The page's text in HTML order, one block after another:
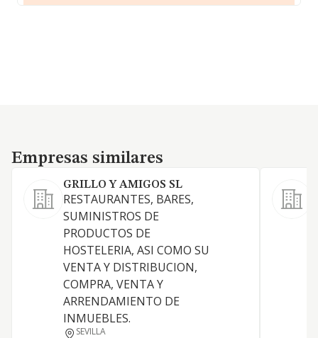
Empresas similares
Empresas similares
GRILLO Y AMIGOS SL
RESTAURANTES, BARES,
SUMINISTROS DE
PRODUCTOS DE
HOSTELERIA, ASI COMO SU
VENTA Y DISTRIBUCION,
COMPRA, VENTA Y
ARRENDAMIENTO DE
INMUEBLES.
SEVILLA